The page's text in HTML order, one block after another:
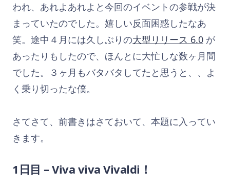
われ、あれよあれよと今回のイベントの参戦が決
まっていたのでした。嬉しい反面困惑したなあ
笑。途中４月には久しぶりの大型リリース 6.0 が
あったりもしたので、ほんとに大忙しな数ヶ月間
でした。３ヶ月もバタバタしてたと思うと、、よ
く乗り切ったな僕。
さてさて、前書きはさておいて、本題に入ってい
きます。
1日目 – Viva viva Vivaldi！